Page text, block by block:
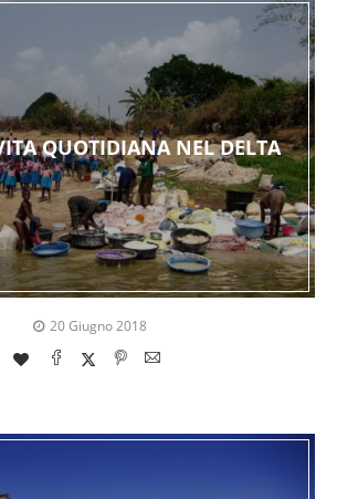
QUOTIDIANA NEL DELTA
20 Giugno 2018